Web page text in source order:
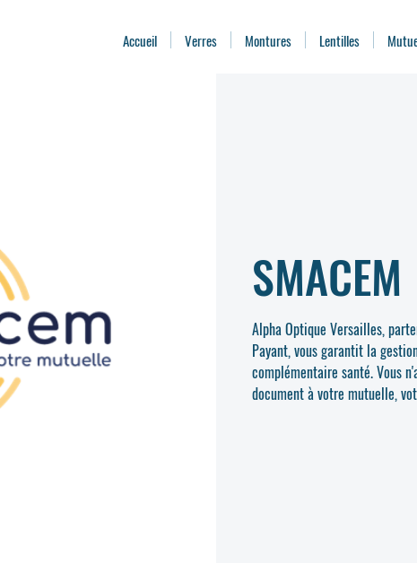
Accueil Verres Montures Lentilles
SMACEM
Alpha Optique Versailles,
Payant, vous garantit la
complémentaire santé. Vous
document à votre mutuelle,